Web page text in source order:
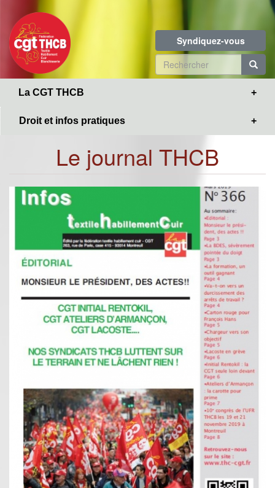
contenu
principal
Syndiquez-vous
Formulaire
de
La CGT THCB
Droit et infos pratiques
Le journal THCB